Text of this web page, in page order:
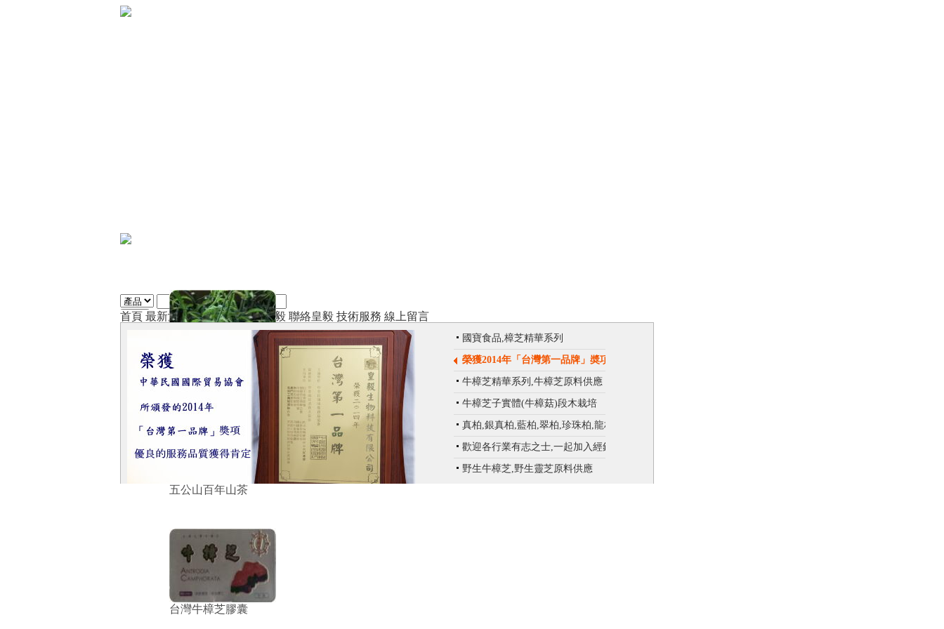
首頁 最新消息 產品中心 關於皇毅 聯絡皇毅 技術服務 線上留言
國寶食品,樟芝精華系列
榮獲2014年「台灣第一品牌」奬項
牛樟芝精華系列,牛樟芝原料供應
牛樟芝子實體(牛樟菇)段木栽培
真柏,銀真柏,藍柏,翠柏,珍珠柏,龍柏
歡迎各行業有志之士,一起加入經銷商
行列
野生牛樟芝,野生靈芝原料供應
憂遁草(沙巴蛇草)
五公山百年山茶
台灣牛樟芝膠囊